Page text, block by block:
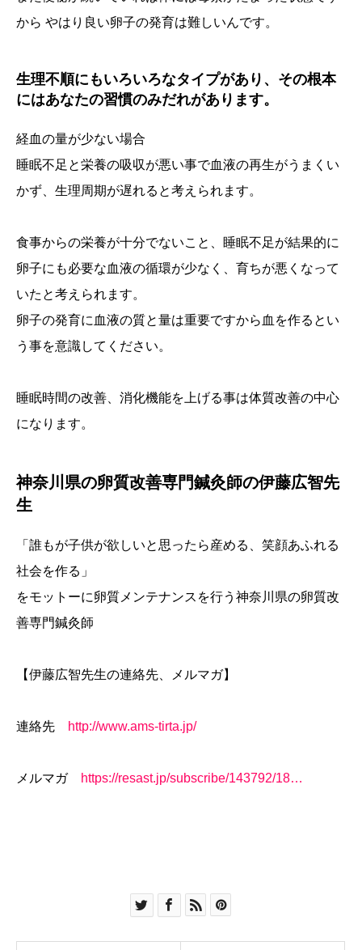
から やはり良い卵子の発育は難しいんです。
生理不順にもいろいろなタイプがあり、その根本
にはあなたの習慣のみだれがあります。
経血の量が少ない場合
睡眠不足と栄養の吸収が悪い事で血液の再生がうまくい
かず、生理周期が遅れると考えられます。
食事からの栄養が十分でないこと、睡眠不足が結果的に
卵子にも必要な血液の循環が少なく、育ちが悪くなって
いたと考えられます。
卵子の発育に血液の質と量は重要ですから血を作るとい
う事を意識してください。
睡眠時間の改善、消化機能を上げる事は体質改善の中心
になります。
神奈川県の卵質改善専門鍼灸師の伊藤広智先
生
「誰もが子供が欲しいと思ったら産める、笑顔あふれる
社会を作る」
をモットーに卵質メンテナンスを行う神奈川県の卵質改
善専門鍼灸師
【伊藤広智先生の連絡先、メルマガ】
連絡先 http://www.ams-tirta.jp/
メルマガ https://resast.jp/subscribe/143792/18…